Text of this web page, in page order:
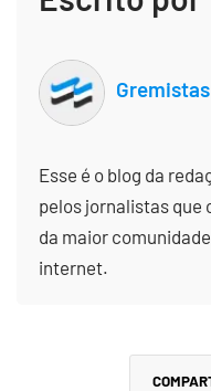
Gremistas
Esse é o blog da
pelos jornalistas que
da maior
internet.